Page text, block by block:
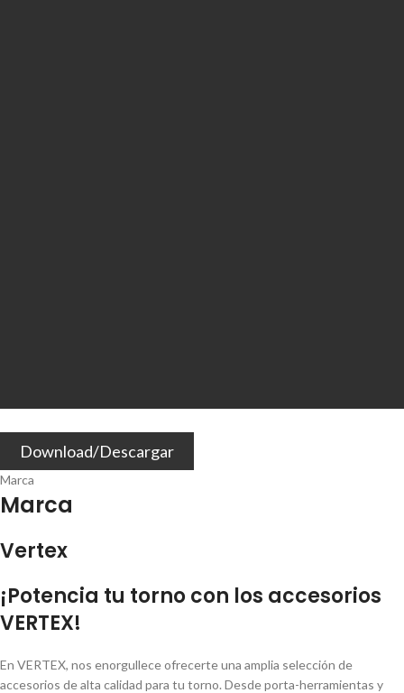
Download/Descargar
Marca
Marca
Vertex
¡Potencia tu torno con los accesorios
VERTEX!
En VERTEX, nos enorgullece ofrecerte una amplia selección de
accesorios de alta calidad para tu torno. Desde porta-herramientas y